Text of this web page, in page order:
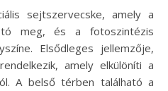
sejtszervecske, amely a
meg, és a fotoszintézis
Elsődleges jellemzője,
amely elkülöníti a
A belső térben található a